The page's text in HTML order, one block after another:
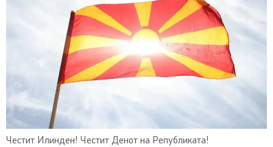
Честит Илинден! Честит Денот на Републиката!